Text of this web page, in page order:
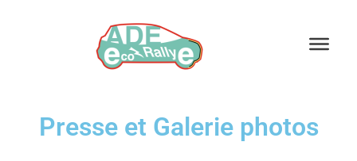
Presse et Galerie photos